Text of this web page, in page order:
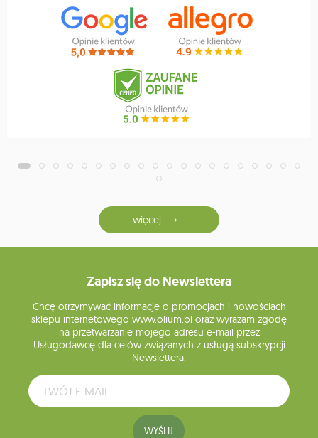
więcej
Zapisz się do Newslettera
Chcę otrzymywać informacje o promocjach i nowościach
sklepu internetowego www.olium.pl oraz wyrażam zgodę
na przetwarzanie mojego adresu e-mail przez
Usługodawcę dla celów związanych z usługą subskrypcji
Newslettera.
WYŚLIJ